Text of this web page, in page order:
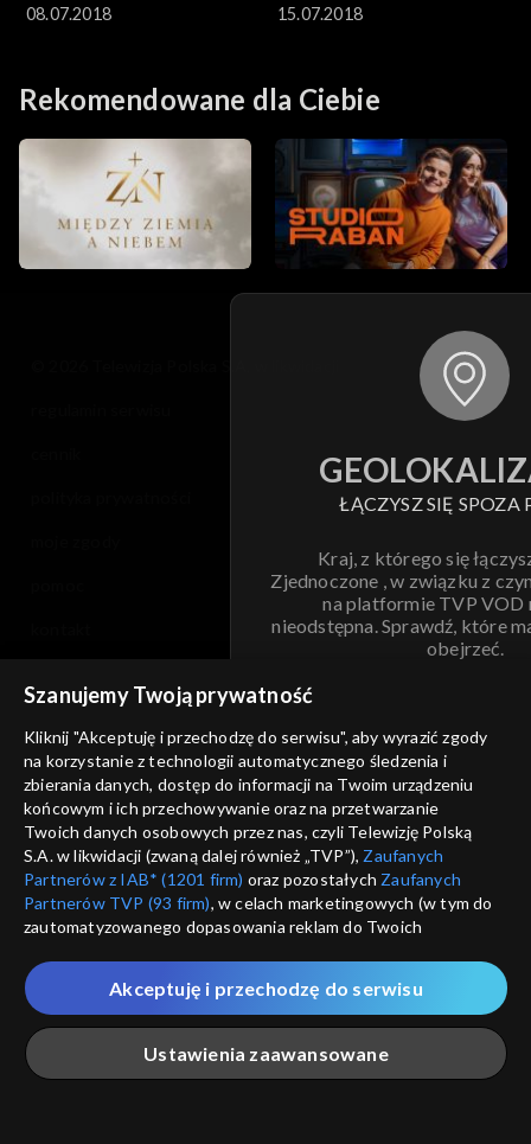
08.07.2018
15.07.2018
Rekomendowane dla Ciebie
ŁĄCZYSZ SIĘ SPOZA
Kraj, z którego się
Zjednoczone , w związku z
na platformie TVP VOD
nieodstępna. Sprawdź, które
obejrzeć.
ANULUJ
informacje o dostawcy usług
Szanujemy Twoją prywatność
Kliknij "Akceptuję i przechodzę do serwisu", aby wyrazić zgody
na korzystanie z technologii automatycznego śledzenia i
zbierania danych, dostęp do informacji na Twoim urządzeniu
końcowym i ich przechowywanie oraz na przetwarzanie
Twoich danych osobowych przez nas, czyli Telewizję Polską
S.A. w likwidacji (zwaną dalej również „TVP”), Zaufanych
Partnerów z IAB* (1201 firm) oraz pozostałych Zaufanych
Partnerów TVP (93 firm), w celach marketingowych (w tym do
zautomatyzowanego dopasowania reklam do Twoich
które wskazujemy poniżej, a także zgody na udostępnianie
przez nas identyfikatora PPID do Google.
Twoje dane osobowe zbierane podczas odwiedzania przez
Ciebie naszych
poszczególnych serwisówzwanych dalej
„Portalem”, w tym informacje zapisywane za pomocą
Ustawienia zaawansowane
Akceptuję i przechodzę do serwisu